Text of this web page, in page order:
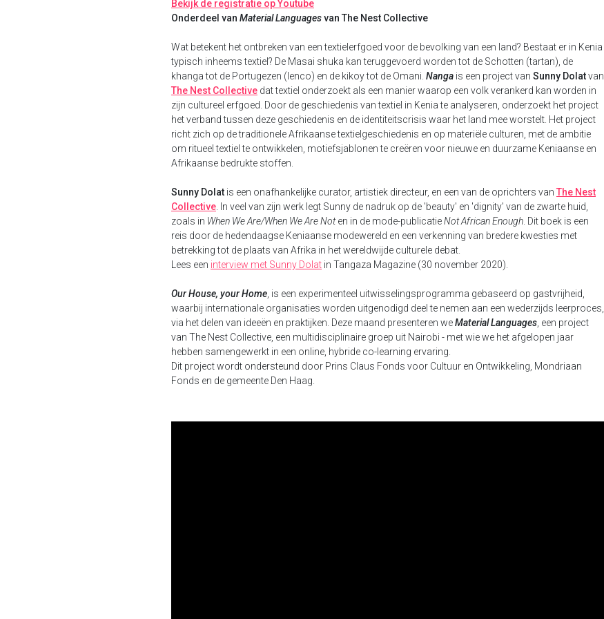
Bekijk de registratie op Youtube
Onderdeel van Material Languagesvan The Nest Collective
Wat betekent het ontbreken van een textielerfgoed voor de bevolking van een land? Bestaat er in Kenia
typisch inheems textiel? De Masai shuka kan teruggevoerd worden tot de Schotten (tartan), de
khanga tot de Portugezen (lenco) en de kikoy tot de Omani. Nanga is een project van Sunny Dolatvan
The Nest Collective dat textiel onderzoekt als een manier waarop een volk verankerd kan worden in
zijn cultureel erfgoed. Door de geschiedenis van textiel in Kenia te analyseren, onderzoekt het project
het verband tussen deze geschiedenis en de identiteitscrisis waar het land mee worstelt. Het project
richt zich op de traditionele Afrikaanse textielgeschiedenis en op materiële culturen, met de ambitie
om ritueel textiel te ontwikkelen, motiefsjablonen te creëren voor nieuwe en duurzame Keniaanse en
Afrikaanse bedrukte stoffen.
Sunny Dolat is een onafhankelijke curator, artistiek directeur, en een van de oprichters van The Nest
Collective . In veel van zijn werk legt Sunny de nadruk op de 'beauty' en 'dignity' van de zwarte huid,
zoals in When We Are/When We Are Noten in de mode-publicatieNot African Enough . Dit boek is een
reis door de hedendaagse Keniaanse modewereld en een verkenning van bredere kwesties met
betrekking tot de plaats van Afrika in het wereldwijde culturele debat.
Lees een interview met Sunny Dolat in Tangaza Magazine (30 november 2020).
Our House, your Home , is een experimenteel uitwisselingsprogramma gebaseerd op gastvrijheid,
waarbij internationale organisaties worden uitgenodigd deel te nemen aan een wederzijds leerproces,
via het delen van ideeën en praktijken. Deze maand presenteren weMaterial Languages , een project
van The Nest Collective, een multidisciplinaire groep uit Nairobi - met wie we het afgelopen jaar
hebben samengewerkt in een online, hybride co-learning ervaring.
Dit project wordt ondersteund door Prins Claus Fonds voor Cultuur en Ontwikkeling, Mondriaan
Fonds en de gemeente Den Haag.